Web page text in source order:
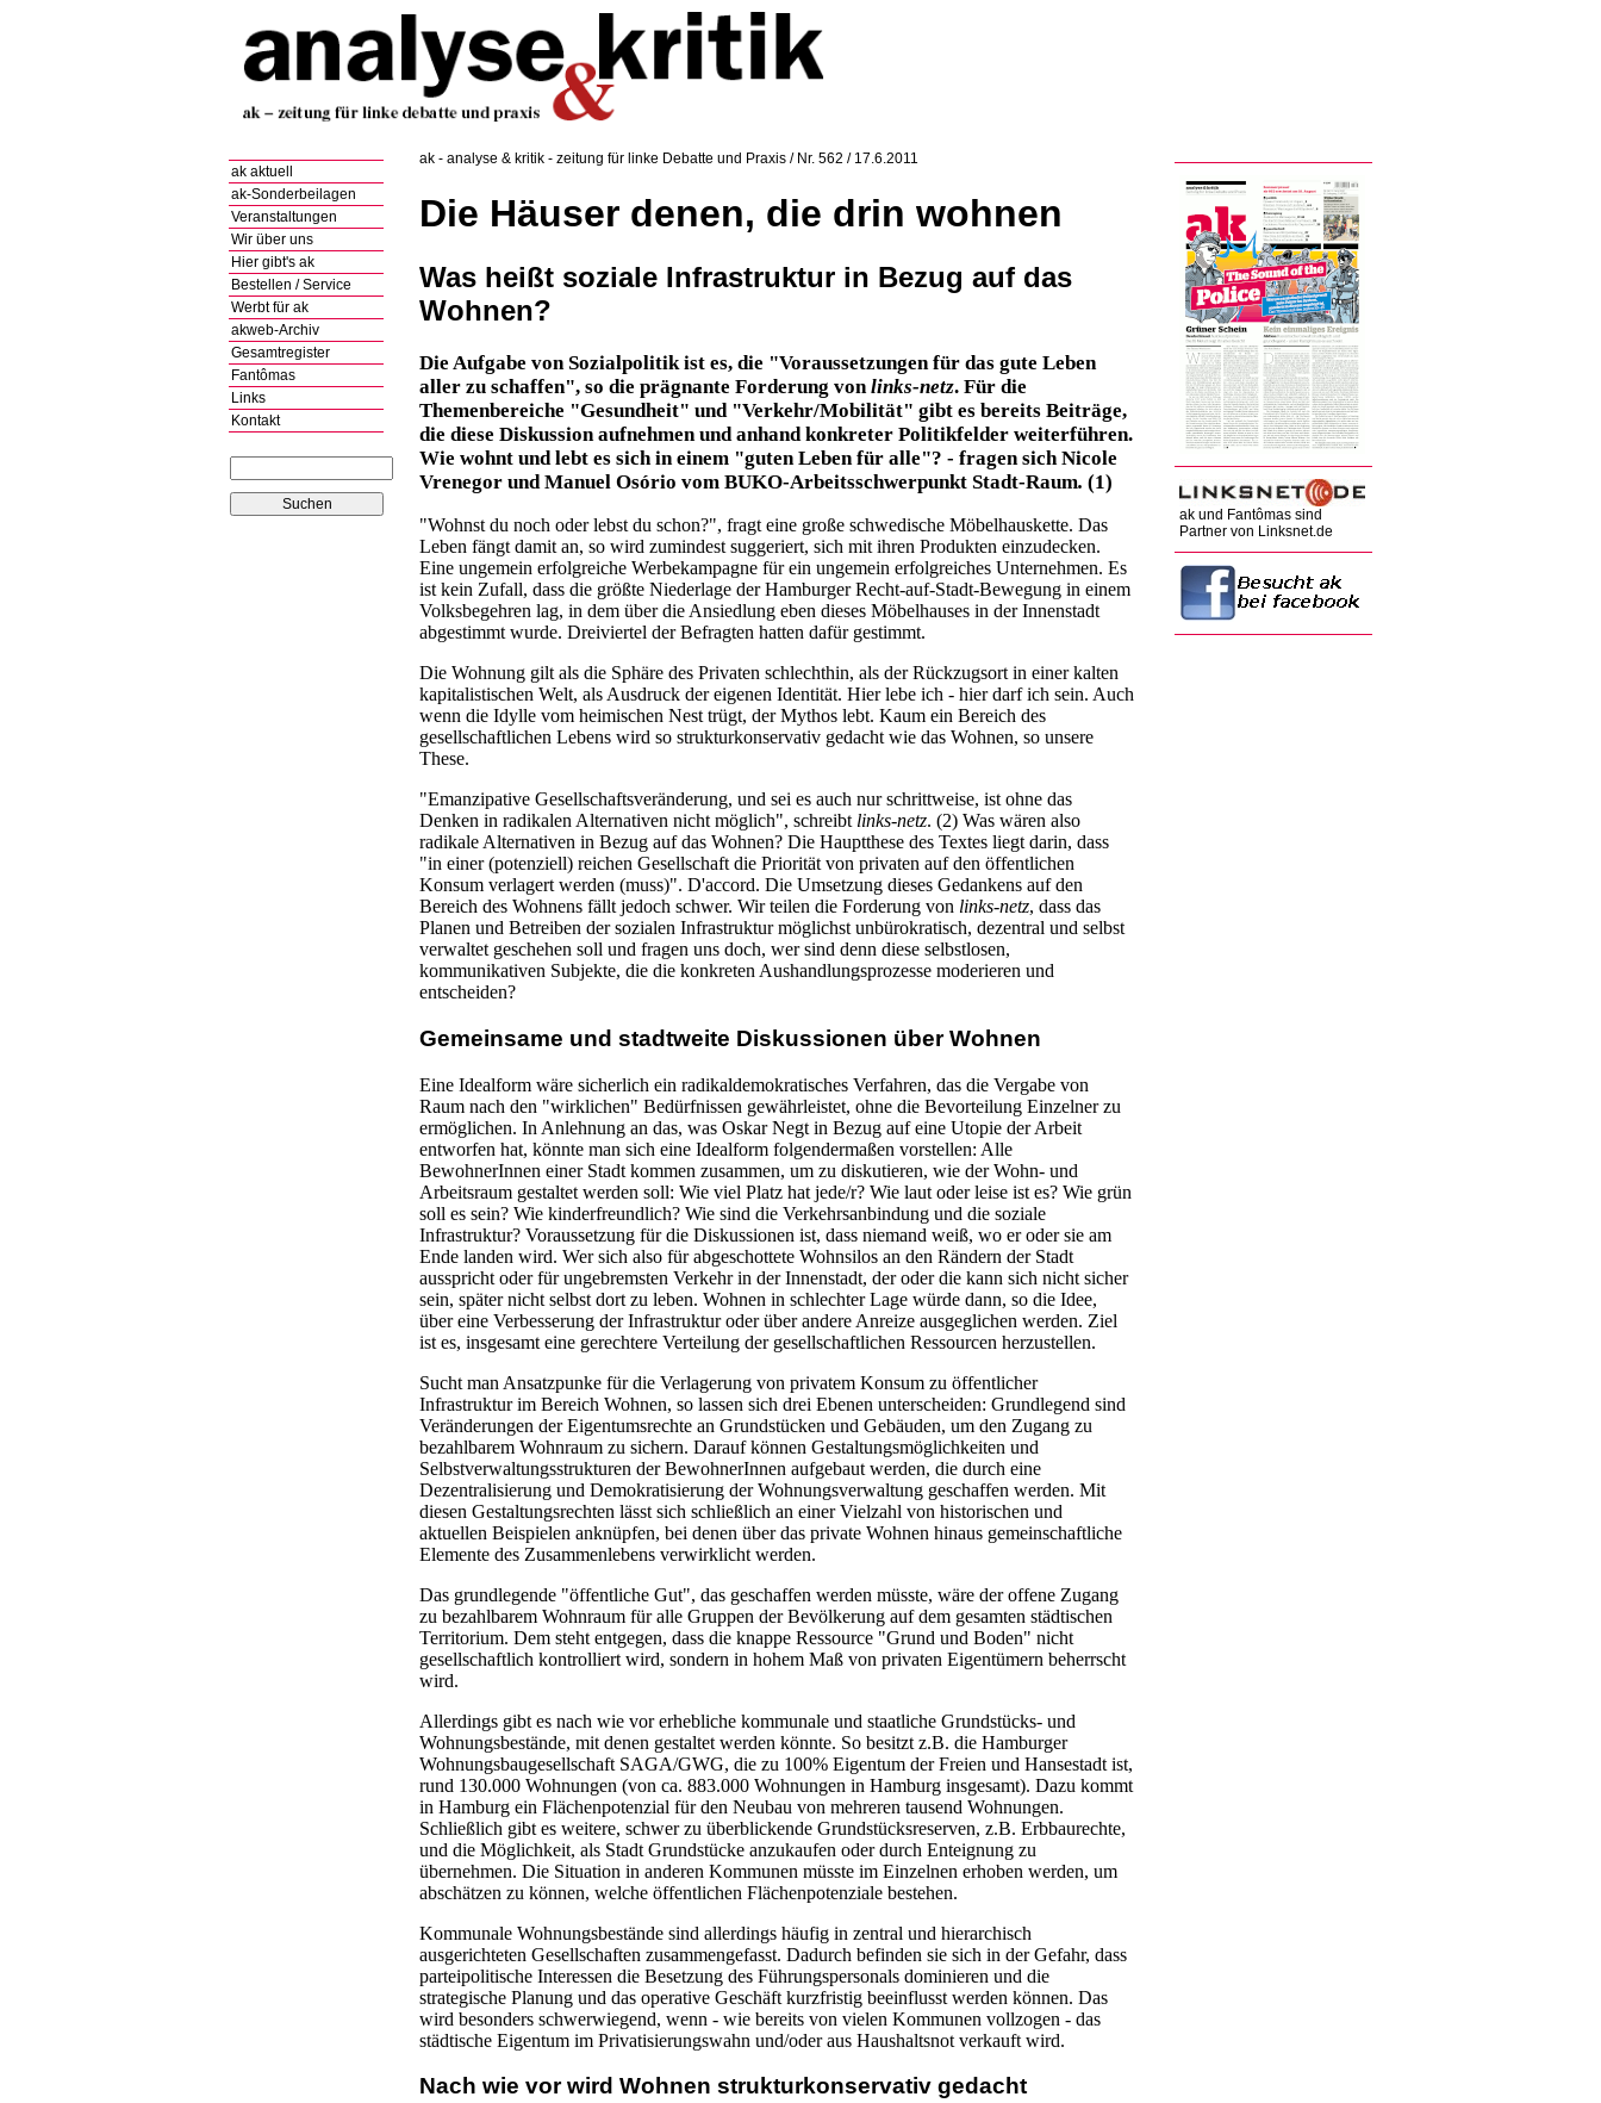
ak aktuell
ak-Sonderbeilagen
Veranstaltungen
Wir über uns
Hier gibt's ak
Bestellen / Service
Werbt für ak
akweb-Archiv
Gesamtregister
Fantômas
Links
Kontakt
ak und Fantômas sind
Partner von Linksnet.de
ak - analyse & kritik - zeitung für linke Debatte und Praxis / Nr. 562 / 17.6.2011
Die Häuser denen, die drin wohnen
Was heißt soziale Infrastruktur in Bezug auf das
Wohnen?
Die Aufgabe von Sozialpolitik ist es, die "Voraussetzungen für das gute Leben
aller zu schaffen", so die prägnante Forderung vonlinks-netz. Für die
Themenbereiche "Gesundheit" und "Verkehr/Mobilität" gibt es bereits Beiträge,
die diese Diskussion aufnehmen und anhand konkreter Politikfelder weiterführen.
Wie wohnt und lebt es sich in einem "guten Leben für alle"? - fragen sich Nicole
Vrenegor und Manuel Osório vom BUKO-Arbeitsschwerpunkt Stadt-Raum. (1)
"Wohnst du noch oder lebst du schon?", fragt eine große schwedische Möbelhauskette. Das
Leben fängt damit an, so wird zumindest suggeriert, sich mit ihren Produkten einzudecken.
Eine ungemein erfolgreiche Werbekampagne für ein ungemein erfolgreiches Unternehmen. Es
ist kein Zufall, dass die größte Niederlage der Hamburger Recht-auf-Stadt-Bewegung in einem
Volksbegehren lag, in dem über die Ansiedlung eben dieses Möbelhauses in der Innenstadt
abgestimmt wurde. Dreiviertel der Befragten hatten dafür gestimmt.
Die Wohnung gilt als die Sphäre des Privaten schlechthin, als der Rückzugsort in einer kalten
kapitalistischen Welt, als Ausdruck der eigenen Identität. Hier lebe ich - hier darf ich sein. Auch
wenn die Idylle vom heimischen Nest trügt, der Mythos lebt. Kaum ein Bereich des
gesellschaftlichen Lebens wird so strukturkonservativ gedacht wie das Wohnen, so unsere
These.
"Emanzipative Gesellschaftsveränderung, und sei es auch nur schrittweise, ist ohne das
Denken in radikalen Alternativen nicht möglich", schreibt links-netz. (2) Was wären also
radikale Alternativen in Bezug auf das Wohnen? Die Hauptthese des Textes liegt darin, dass
"in einer (potenziell) reichen Gesellschaft die Priorität von privaten auf den öffentlichen
Konsum verlagert werden (muss)". D'accord. Die Umsetzung dieses Gedankens auf den
Bereich des Wohnens fällt jedoch schwer. Wir teilen die Forderung von links-netz, dass das
Planen und Betreiben der sozialen Infrastruktur möglichst unbürokratisch, dezentral und selbst
verwaltet geschehen soll und fragen uns doch, wer sind denn diese selbstlosen,
kommunikativen Subjekte, die die konkreten Aushandlungsprozesse moderieren und
entscheiden?
Gemeinsame und stadtweite Diskussionen über Wohnen
Eine Idealform wäre sicherlich ein radikaldemokratisches Verfahren, das die Vergabe von
Raum nach den "wirklichen" Bedürfnissen gewährleistet, ohne die Bevorteilung Einzelner zu
ermöglichen. In Anlehnung an das, was Oskar Negt in Bezug auf eine Utopie der Arbeit
entworfen hat, könnte man sich eine Idealform folgendermaßen vorstellen: Alle
BewohnerInnen einer Stadt kommen zusammen, um zu diskutieren, wie der Wohn- und
Arbeitsraum gestaltet werden soll: Wie viel Platz hat jede/r? Wie laut oder leise ist es? Wie grün
soll es sein? Wie kinderfreundlich? Wie sind die Verkehrsanbindung und die soziale
Infrastruktur? Voraussetzung für die Diskussionen ist, dass niemand weiß, wo er oder sie am
Ende landen wird. Wer sich also für abgeschottete Wohnsilos an den Rändern der Stadt
ausspricht oder für ungebremsten Verkehr in der Innenstadt, der oder die kann sich nicht sicher
sein, später nicht selbst dort zu leben. Wohnen in schlechter Lage würde dann, so die Idee,
über eine Verbesserung der Infrastruktur oder über andere Anreize ausgeglichen werden. Ziel
ist es, insgesamt eine gerechtere Verteilung der gesellschaftlichen Ressourcen herzustellen.
Sucht man Ansatzpunke für die Verlagerung von privatem Konsum zu öffentlicher
Infrastruktur im Bereich Wohnen, so lassen sich drei Ebenen unterscheiden: Grundlegend sind
Veränderungen der Eigentumsrechte an Grundstücken und Gebäuden, um den Zugang zu
bezahlbarem Wohnraum zu sichern. Darauf können Gestaltungsmöglichkeiten und
Selbstverwaltungsstrukturen der BewohnerInnen aufgebaut werden, die durch eine
Dezentralisierung und Demokratisierung der Wohnungsverwaltung geschaffen werden. Mit
diesen Gestaltungsrechten lässt sich schließlich an einer Vielzahl von historischen und
aktuellen Beispielen anknüpfen, bei denen über das private Wohnen hinaus gemeinschaftliche
Elemente des Zusammenlebens verwirklicht werden.
Das grundlegende "öffentliche Gut", das geschaffen werden müsste, wäre der offene Zugang
zu bezahlbarem Wohnraum für alle Gruppen der Bevölkerung auf dem gesamten städtischen
Territorium. Dem steht entgegen, dass die knappe Ressource "Grund und Boden" nicht
gesellschaftlich kontrolliert wird, sondern in hohem Maß von privaten Eigentümern beherrscht
wird.
Allerdings gibt es nach wie vor erhebliche kommunale und staatliche Grundstücks- und
Wohnungsbestände, mit denen gestaltet werden könnte. So besitzt z.B. die Hamburger
Wohnungsbaugesellschaft SAGA/GWG, die zu 100% Eigentum der Freien und Hansestadt ist,
rund 130.000 Wohnungen (von ca. 883.000 Wohnungen in Hamburg insgesamt). Dazu kommt
in Hamburg ein Flächenpotenzial für den Neubau von mehreren tausend Wohnungen.
Schließlich gibt es weitere, schwer zu überblickende Grundstücksreserven, z.B. Erbbaurechte,
und die Möglichkeit, als Stadt Grundstücke anzukaufen oder durch Enteignung zu
übernehmen. Die Situation in anderen Kommunen müsste im Einzelnen erhoben werden, um
abschätzen zu können, welche öffentlichen Flächenpotenziale bestehen.
Kommunale Wohnungsbestände sind allerdings häufig in zentral und hierarchisch
ausgerichteten Gesellschaften zusammengefasst. Dadurch befinden sie sich in der Gefahr, dass
parteipolitische Interessen die Besetzung des Führungspersonals dominieren und die
strategische Planung und das operative Geschäft kurzfristig beeinflusst werden können. Das
wird besonders schwerwiegend, wenn - wie bereits von vielen Kommunen vollzogen - das
städtische Eigentum im Privatisierungswahn und/oder aus Haushaltsnot verkauft wird.
Nach wie vor wird Wohnen strukturkonservativ gedacht